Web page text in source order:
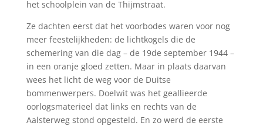
het schoolplein van de Thijmstraat.
Ze dachten eerst dat het voorbodes waren voor nog
meer feestelijkheden: de lichtkogels die de
schemering van die dag – de 19de september 1944 –
in een oranje gloed zetten. Maar in plaats daarvan
wees het licht de weg voor de Duitse
bommenwerpers. Doelwit was het geallieerde
oorlogsmaterieel dat links en rechts van de
Aalsterweg stond opgesteld. En zo werd de eerste